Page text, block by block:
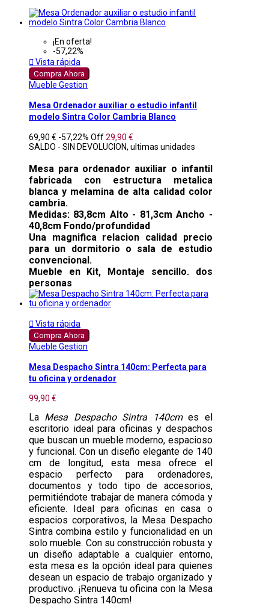
¡En oferta!
-57,22%
 Vista rápida
Compra Ahora
Mueble Gestion
Mesa Ordenador auxiliar o estudio infantil
modelo Sintra Color Cambria Blanco
69,90 € -57,22% Off29,90 €
SALDO - SIN DEVOLUCION, ultimas unidades
Mesa para ordenador auxiliar o infantil
fabricada con estructura metalica
blanca y melamina de alta calidad color
cambria.
Medidas: 83,8cm Alto - 81,3cm Ancho -
40,8cm Fondo/profundidad
Una magnifica relacion calidad precio
para un dormitorio o sala de estudio
convencional.
Mueble en Kit, Montaje sencillo. dos
personas
 Vista rápida
Compra Ahora
Mueble Gestion
Mesa Despacho Sintra 140cm: Perfecta para
tu oficina y ordenador
99,90 €
La Mesa Despacho Sintra 140cmes el
escritorio ideal para oficinas y despachos
que buscan un mueble moderno, espacioso
y funcional. Con un diseño elegante de 140
cm de longitud, esta mesa ofrece el
espacio perfecto para ordenadores,
documentos y todo tipo de accesorios,
permitiéndote trabajar de manera cómoda y
eficiente. Ideal para oficinas en casa o
espacios corporativos, la Mesa Despacho
Sintra combina estilo y funcionalidad en un
solo mueble. Con su construcción robusta y
un diseño adaptable a cualquier entorno,
esta mesa es la opción ideal para quienes
desean un espacio de trabajo organizado y
productivo. ¡Renueva tu oficina con la Mesa
Despacho Sintra 140cm!